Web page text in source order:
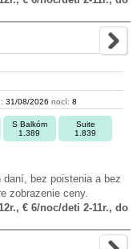
31/08/2026 nocí: 8
S Balkóm
1.389
Suite
1.839
bez poistenia a bez
zobrazenie ceny.
€ 6/noc/deti 2-11r., do